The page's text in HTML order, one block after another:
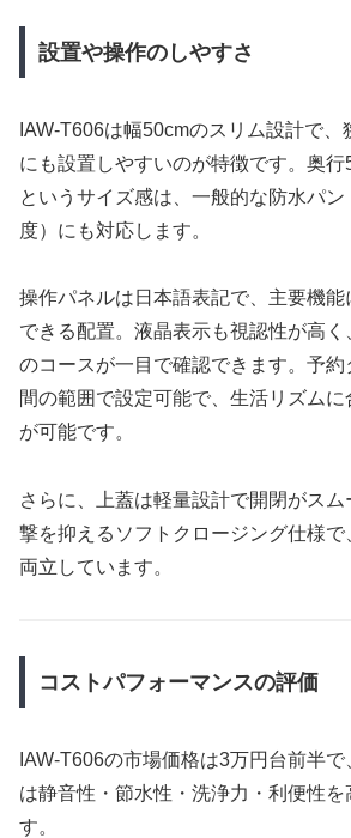
設置や操作のしやすさ
IAW-T606は幅50cmのスリム設計で
にも設置しやすいのが特徴です。奥
というサイズ感は、一般的な防水パ
度）にも対応します。
操作パネルは日本語表記で、主要機能
できる配置。液晶表示も視認性が高
のコースが一目で確認できます。予
間の範囲で設定可能で、生活リズム
が可能です。
さらに、上蓋は軽量設計で開閉がス
撃を抑えるソフトクロージング仕様
両立しています。
コストパフォーマンスの評価
IAW-T606の市場価格は3万円台前半
は静音性・節水性・洗浄力・利便性を
す。